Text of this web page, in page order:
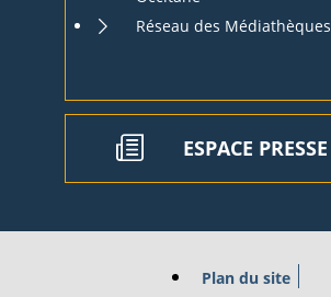
Réseau des Médiathèques
ESPACE PRESSE
Plan du site